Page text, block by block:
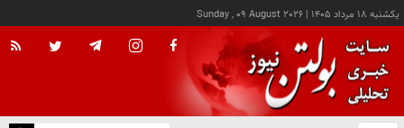
يکشنبه ۱۸ مرداد ۱۴۰۵ |
Sunday , 09 August 2026